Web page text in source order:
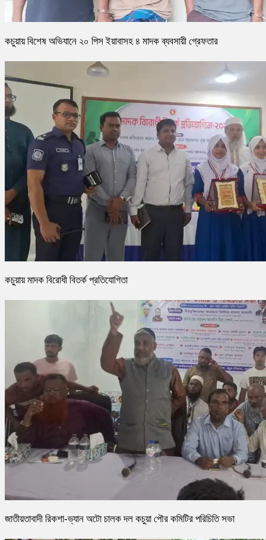
কচুয়ায় বিশেষ অভিযানে ২০ পিস ইয়াবাসহ ৪ মাদক ব্যবসায়ী গ্রেফতার
কচুয়ায় মাদক বিরোধী বিতর্ক প্রতিযোগিতা
জাতীয়তাবাদী রিকশা-ভ্যান অটো চালক দল কচুয়া পৌর কমিটির পরিচিতি সভা